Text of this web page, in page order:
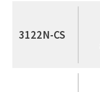
3122N-CS